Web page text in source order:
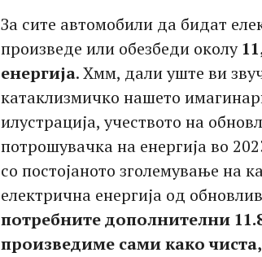
За сите автомобили да бидат
произведе или обезбеди околу
енергија. Хмм, дали уште ви
катаклизмичко нашето
илустрација, учеството на
потрошувачка на енергија во
со постојаното зголемување на
електрична енергија од
потребните дополнителни
произведиме сами како чиста,